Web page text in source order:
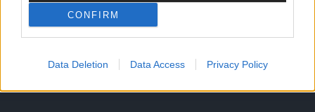
CONFIRM
Data Deletion Data Access Privacy Policy